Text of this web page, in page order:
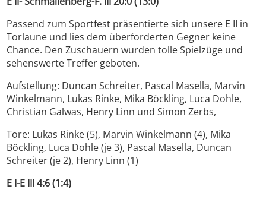
Passend zum Sportfest präsentierte sich unsere E II in
Torlaune und lies dem überforderten Gegner keine
Chance. Den Zuschauern wurden tolle Spielzüge und
sehenswerte Treffer geboten.
Aufstellung: Duncan Schreiter, Pascal Masella, Marvin
Winkelmann, Lukas Rinke, Mika Böckling, Luca Dohle,
Christian Galwas, Henry Linn und Simon Zerbs,
Tore: Lukas Rinke (5), Marvin Winkelmann (4), Mika
Böckling, Luca Dohle (je 3), Pascal Masella, Duncan
Schreiter (je 2), Henry Linn (1)
E I-E III 4:6 (1:4)